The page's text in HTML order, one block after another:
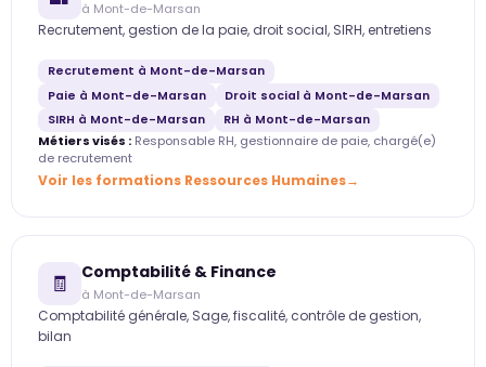
à Mont-de-Marsan
Recrutement, gestion de la paie, droit social, SIRH, entretiens
Recrutement à Mont-de-Marsan
Paie à Mont-de-Marsan
Droit social à Mont-de-Marsan
SIRH à Mont-de-Marsan
RH à Mont-de-Marsan
Métiers visés : Responsable RH, gestionnaire de paie, chargé(e)
de recrutement
Voir les formations Ressources Humaines
🧾 Comptabilité & Finance
à Mont-de-Marsan
Comptabilité générale, Sage, fiscalité, contrôle de gestion,
bilan